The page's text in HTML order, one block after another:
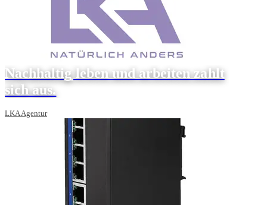
Nachhaltig leben und arbeiten zahlt
sich aus.
LKA Agentur